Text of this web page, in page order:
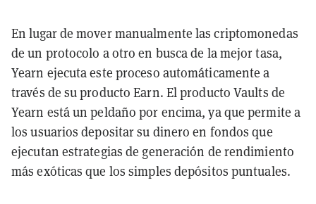
En lugar de mover manualmente las criptomonedas
de un protocolo a otro en busca de la mejor tasa,
Yearn ejecuta este proceso automáticamente a
través de su producto Earn. El producto Vaults de
Yearn está un peldaño por encima, ya que permite a
los usuarios depositar su dinero en fondos que
ejecutan estrategias de generación de rendimiento
más exóticas que los simples depósitos puntuales.